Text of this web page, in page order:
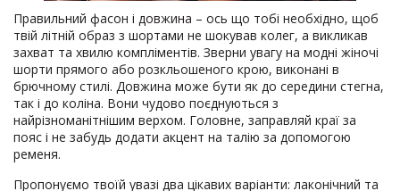
Правильний фасон і довжина – ось що тобі необхідно, щоб
твій літній образ з шортами не шокував колег, а викликав
захват та хвилю компліментів. Зверни увагу на модні жіночі
шорти прямого або розкльошеного крою, виконані в
брючному стилі. Довжина може бути як до середини стегна,
так і до коліна. Вони чудово поєднуються з
найрізноманітнішим верхом. Головне, заправляй краї за
пояс і не забудь додати акцент на талію за допомогою
ременя.
Пропонуємо твоїй увазі два цікавих варіанти: лаконічний та